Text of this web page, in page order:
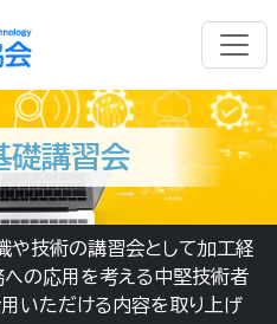
礎講習会
や技術の講習会として加工経
の応用を考える中堅技術者
いただける内容を取り上げ